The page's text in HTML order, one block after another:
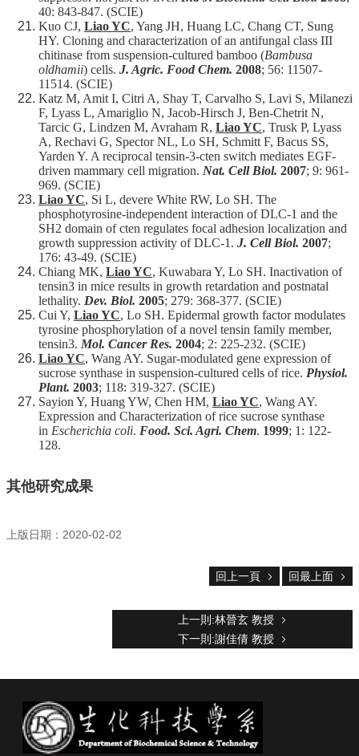
40: 843-847. (SCIE)
Kuo CJ, Liao YC, Yang JH, Huang LC, Chang CT, Sung
HY. Cloning and characterization of an antifungal class III
chitinase from suspension-cultured bamboo (Bambusa
oldhamii) cells. J. Agric. Food Chem. 2008; 56: 11507-
11514. (SCIE)
Katz M, Amit I, Citri A, Shay T, Carvalho S, Lavi S, Milanezi
F, Lyass L, Amariglio N, Jacob-Hirsch J, Ben-Chetrit N,
Tarcic G, Lindzen M, Avraham R, Liao YC, Trusk P, Lyass
A, Rechavi G, Spector NL, Lo SH, Schmitt F, Bacus SS,
Yarden Y. A reciprocal tensin-3-cten switch mediates EGF-
driven mammary cell migration. Nat. Cell Biol. 2007; 9: 961-
969. (SCIE)
Liao YC, Si L, devere White RW, Lo SH. The
phosphotyrosine-independent interaction of DLC-1 and the
SH2 domain of cten regulates focal adhesion localization and
growth suppression activity of DLC-1. J. Cell Biol. 2007;
176: 43-49. (SCIE)
Chiang MK, Liao YC, Kuwabara Y, Lo SH. Inactivation of
tensin3 in mice results in growth retardation and postnatal
lethality. Dev. Biol. 2005; 279: 368-377. (SCIE)
Cui Y, Liao YC, Lo SH. Epidermal growth factor modulates
tyrosine phosphorylation of a novel tensin family member,
tensin3. Mol. Cancer Res. 2004; 2: 225-232. (SCIE)
Liao YC, Wang AY. Sugar-modulated gene expression of
sucrose synthase in suspension-cultured cells of rice. Physiol.
Plant. 2003; 118: 319-327. (SCIE)
Sayion Y, Huang YW, Chen HM, Liao YC, Wang AY.
Expression and Characterization of rice sucrose synthase
in Escherichia coli. Food. Sci. Agri. Chem. 1999; 1: 122-
128.
其他研究成果
上版日期：2020-02-02
回上一頁 回最上面
上一則:林晉玄 教授
下一則:謝佳倩 教授